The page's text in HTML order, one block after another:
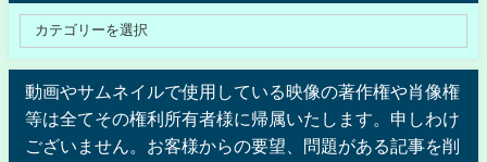
動画やサムネイルで使用している映像の著作権や肖像権
等は全てその権利所有者様に帰属いたします。申しわけ
ございません。お客様からの要望、問題がある記事を削